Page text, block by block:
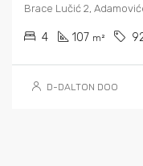
Brace Lučić 2,
4 107 m²
D-DALTON DOO